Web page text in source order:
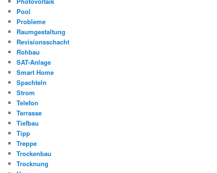
Pool
Probleme
Raumgestaltung
Revisionsschacht
Rohbau
SAT-Anlage
Smart Home
Spachteln
Strom
Telefon
Terrasse
Tiefbau
Tipp
Treppe
Trockenbau
Trocknung